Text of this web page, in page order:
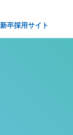
新卒採用サイト